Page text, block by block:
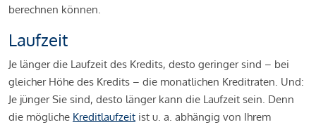
berechnen können.
Laufzeit
Je länger die Laufzeit des Kredits, desto geringer sind – bei
gleicher Höhe des Kredits – die monatlichen Kreditraten. Und:
Je jünger Sie sind, desto länger kann die Laufzeit sein. Denn
die mögliche Kreditlaufzeit ist u. a. abhängig von Ihrem